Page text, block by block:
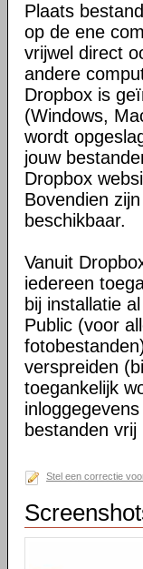
Plaats
op de ene
vrijwel direct
andere
Dropbox is
(Windows,
wordt
jouw
Dropbox
Bovendien
beschikbaar.
Vanuit
iedereen
bij installatie
Public (voor
verspreiden
toegankelijk
bestanden vrij
Stel een correctie